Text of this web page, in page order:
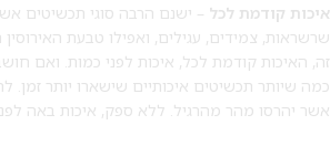
איכות קודמת לכל – ישנם הרבה סוגי תכשיטים
שרשראות, צמידים, עגילים, ואפילו טבעת
זה, האיכות קודמת לכל, איכות לפני כמות. ואם
כמה שיותר תכשיטים איכותיים שישארו יותר זמן.
אשר יהרסו מהר מהרגיל. ללא ספק, איכות באה
מבצע 1+1
על החירור ל-50 הפונות ראשונות
לקביעת תור לפירסינג ועיצוב